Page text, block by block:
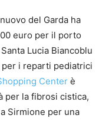
del Garda ha
euro per il porto
Lucia Biancoblu
per i reparti pediatrici
Center è
per la fibrosi cistica,
Sirmione per una